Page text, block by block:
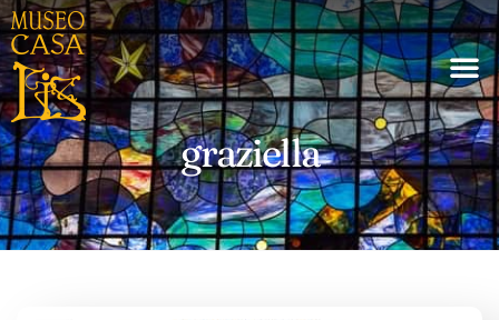
graziella